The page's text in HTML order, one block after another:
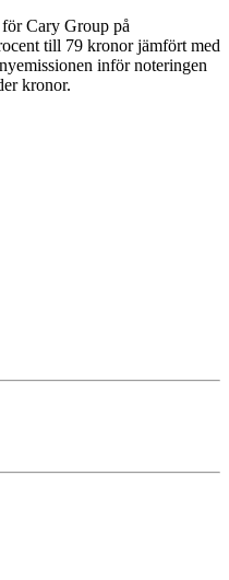
för Cary Group på
till 79 kronor jämfört med
inför noteringen
kronor.